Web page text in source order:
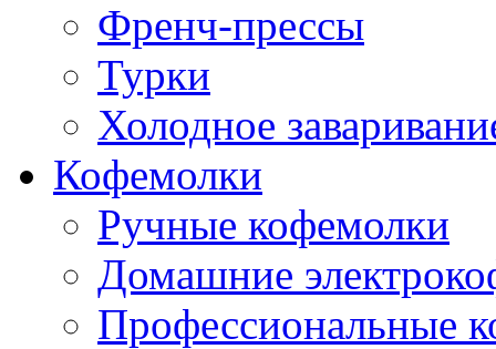
Френч-прессы
Турки
Холодное
Кофемолки
Ручные кофемолки
Домашние
Профессиональные